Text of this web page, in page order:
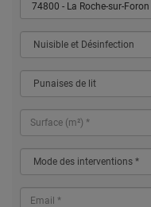
74800 - La Roche-sur-Foron